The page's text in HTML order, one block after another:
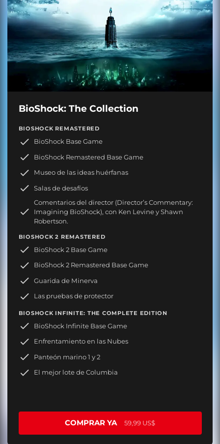
BioShock: The Collection
BIOSHOCK REMASTERED
BioShock Base Game
BioShock Remastered Base Game
Museo de las ideas huérfanas
Salas de desafíos
Comentarios del director (Director’s Commentary:
Imagining BioShock), con Ken Levine y Shawn
Robertson.
BIOSHOCK 2 REMASTERED
BioShock 2 Base Game
BioShock 2 Remastered Base Game
Guarida de Minerva
Las pruebas de protector
BIOSHOCK INFINITE: THE COMPLETE EDITION
BioShock Infinite Base Game
Enfrentamiento en las Nubes
Panteón marino 1 y 2
El mejor lote de Columbia
COMPRAR YA 59,99 US$